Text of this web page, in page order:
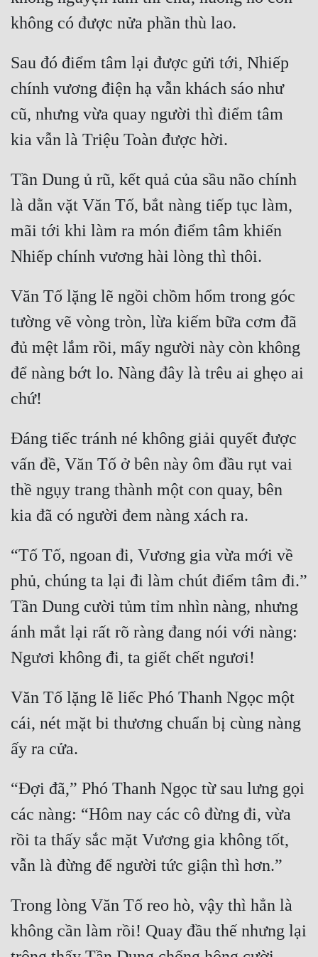
Sau đó điểm tâm lại được gửi tới, Nhiếp
chính vương điện hạ vẫn khách sáo như
cũ, nhưng vừa quay người thì điểm tâm
Tần Dung ủ rũ, kết quả của sầu não chính
là dằn vặt Văn Tố, bắt nàng tiếp tục làm,
mãi tới khi làm ra món điểm tâm khiến
Văn Tố lặng lẽ ngồi chồm hổm trong góc
tường vẽ vòng tròn, lừa kiếm bữa cơm đã
đủ mệt lắm rồi, mấy người này còn không
để nàng bớt lo. Nàng đây là trêu ai ghẹo ai
Đáng tiếc tránh né không giải quyết được
vấn đề, Văn Tố ở bên này ôm đầu rụt vai
thề ngụy trang thành một con quay, bên
“Tố Tố, ngoan đi, Vương gia vừa mới về
phủ, chúng ta lại đi làm chút điểm tâm đi.”
Tần Dung cười tủm tỉm nhìn nàng, nhưng
ánh mắt lại rất rõ ràng đang nói với nàng:
Văn Tố lặng lẽ liếc Phó Thanh Ngọc một
cái, nét mặt bi thương chuẩn bị cùng nàng
“Đợi đã,” Phó Thanh Ngọc từ sau lưng gọi
các nàng: “Hôm nay các cô đừng đi, vừa
rồi ta thấy sắc mặt Vương gia không tốt,
Trong lòng Văn Tố reo hò, vậy thì hẳn là
không cần làm rồi! Quay đầu thế nhưng lại